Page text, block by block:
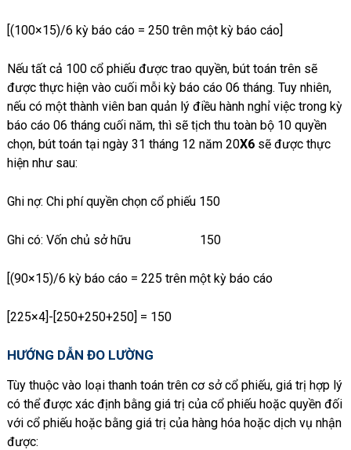
[(100×15)/6 kỳ báo cáo = 250 trên một kỳ báo cáo]
Nếu tất cả 100 cổ phiếu được trao quyền, bút toán trên sẽ
được thực hiện vào cuối mỗi kỳ báo cáo 06 tháng. Tuy nhiên,
nếu có một thành viên ban quản lý điều hành nghỉ việc trong kỳ
báo cáo 06 tháng cuối năm, thì sẽ tịch thu toàn bộ 10 quyền
chọn, bút toán tại ngày 31 tháng 12 năm 20X6sẽ được thực
hiện như sau:
Ghi nợ: Chi phí quyền chọn cổ phiếu 150
Ghi có: Vốn chủ sở hữu 150
[(90×15)/6 kỳ báo cáo = 225 trên một kỳ báo cáo
[225×4]-[250+250+250] = 150
HƯỚNG DẪN ĐO LƯỜNG
Tùy thuộc vào loại thanh toán trên cơ sở cổ phiếu, giá trị hợp lý
có thể được xác định bằng giá trị của cổ phiếu hoặc quyền đối
với cổ phiếu hoặc bằng giá trị của hàng hóa hoặc dịch vụ nhận
được: